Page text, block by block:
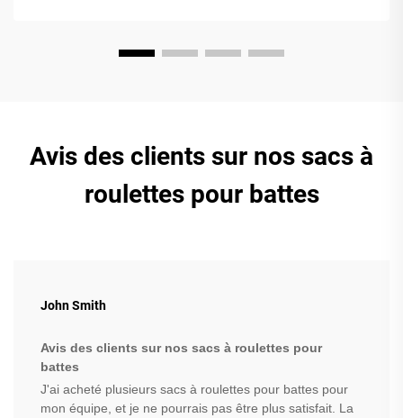
Avis des clients sur nos sacs à
roulettes pour battes
John Smith
Avis des clients sur nos sacs à roulettes pour
battes
J'ai acheté plusieurs sacs à roulettes pour battes pour
mon équipe, et je ne pourrais pas être plus satisfait. La